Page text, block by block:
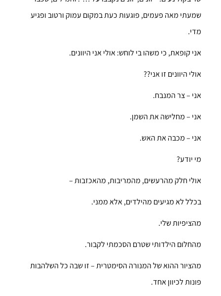
שמעתי מאה פעמים, פוגעות כעת במקום עמוק ורטוב ופגיע
מדי.
אני קופאת, כי משהו בי לוחש: אולי אני היוונים.
אולי היוונים זו אני??
אני – צר המנבח.
אני – מחלישה את השמן.
אני – מכבה את האש.
מי יודע?
אולי חלק מהרעשים, מהמריבות, מהאכזבות –
בכלל לא מגיעים מהילדים, אלא ממני.
מהציפיות שלי.
מהחלום הילדותי שטרם הסכמתי לקבור.
מהציור ההוא של המנורה הסימטרית – זו שבה כל השלהבות
פונות לכיוון אחד.